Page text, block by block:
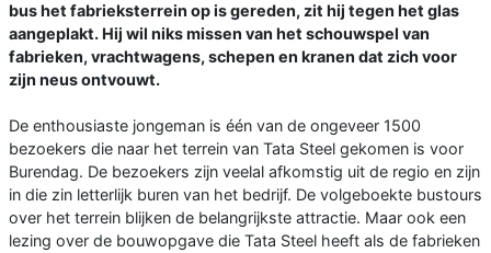
bus het fabrieksterrein op is gereden, zit hij tegen het glas
aangeplakt. Hij wil niks missen van het schouwspel van
fabrieken, vrachtwagens, schepen en kranen dat zich voor
zijn neus ontvouwt.
De enthousiaste jongeman is één van de ongeveer 1500
bezoekers die naar het terrein van Tata Steel gekomen is voor
Burendag. De bezoekers zijn veelal afkomstig uit de regio en zijn
in die zin letterlijk buren van het bedrijf. De volgeboekte bustours
over het terrein blijken de belangrijkste attractie. Maar ook een
lezing over de bouwopgave die Tata Steel heeft als de fabrieken